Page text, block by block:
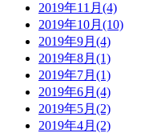
2019年11月(4)
2019年10月(10)
2019年9月(4)
2019年8月(1)
2019年7月(1)
2019年6月(4)
2019年5月(2)
2019年4月(2)